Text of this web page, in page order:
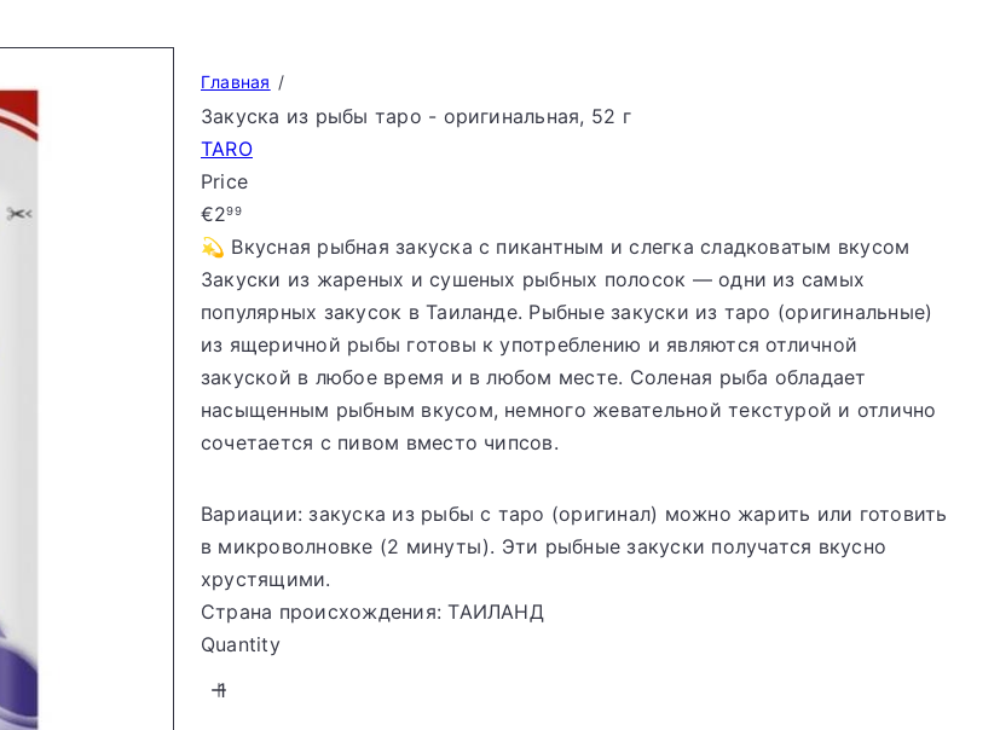
Главная
Закуска из рыбы таро - оригинальная, 52 г
TARO
Price
Regular
price
€299
💫 Вкусная рыбная закуска с пикантным и слегка сладковатым вкусом
Закуски из жареных и сушеных рыбных полосок — одни из самых
популярных закусок в Таиланде. Рыбные закуски из таро (оригинальные)
из ящеричной рыбы готовы к употреблению и являются отличной
закуской в любое время и в любом месте. Соленая рыба обладает
насыщенным рыбным вкусом, немного жевательной текстурой и отлично
сочетается с пивом вместо чипсов.
Вариации: закуска из рыбы с таро (оригинал) можно жарить или готовить
в микроволновке (2 минуты). Эти рыбные закуски получатся вкусно
хрустящими.
Страна происхождения: ТАИЛАНД
Quantity